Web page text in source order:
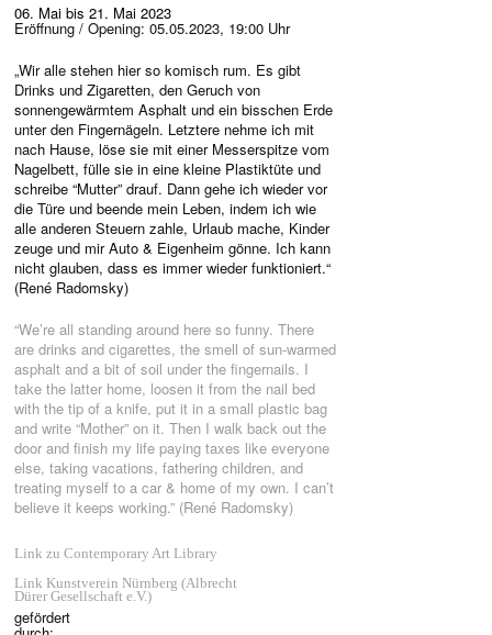
06. Mai bis 21. Mai 2023
Eröffnung / Opening: 05.05.2023, 19:00 Uhr
„Wir alle stehen hier so komisch rum. Es gibt
Drinks und Zigaretten, den Geruch von
sonnengewärmtem Asphalt und ein bisschen Erde
unter den Fingernägeln. Letztere nehme ich mit
nach Hause, löse sie mit einer Messerspitze vom
Nagelbett, fülle sie in eine kleine Plastiktüte und
schreibe “Mutter” drauf. Dann gehe ich wieder vor
die Türe und beende mein Leben, indem ich wie
alle anderen Steuern zahle, Urlaub mache, Kinder
zeuge und mir Auto & Eigenheim gönne. Ich kann
nicht glauben, dass es immer wieder funktioniert.“
(René Radomsky)
“We’re all standing around here so funny. There
are drinks and cigarettes, the smell of sun-warmed
asphalt and a bit of soil under the fingernails. I
take the latter home, loosen it from the nail bed
with the tip of a knife, put it in a small plastic bag
and write “Mother” on it. Then I walk back out the
door and finish my life paying taxes like everyone
else, taking vacations, fathering children, and
treating myself to a car & home of my own. I can’t
believe it keeps working.” (René Radomsky)
Link zu Contemporary Art Library
Link Kunstverein Nürnberg (Albrecht
Dürer Gesellschaft e.V.)
gefördert